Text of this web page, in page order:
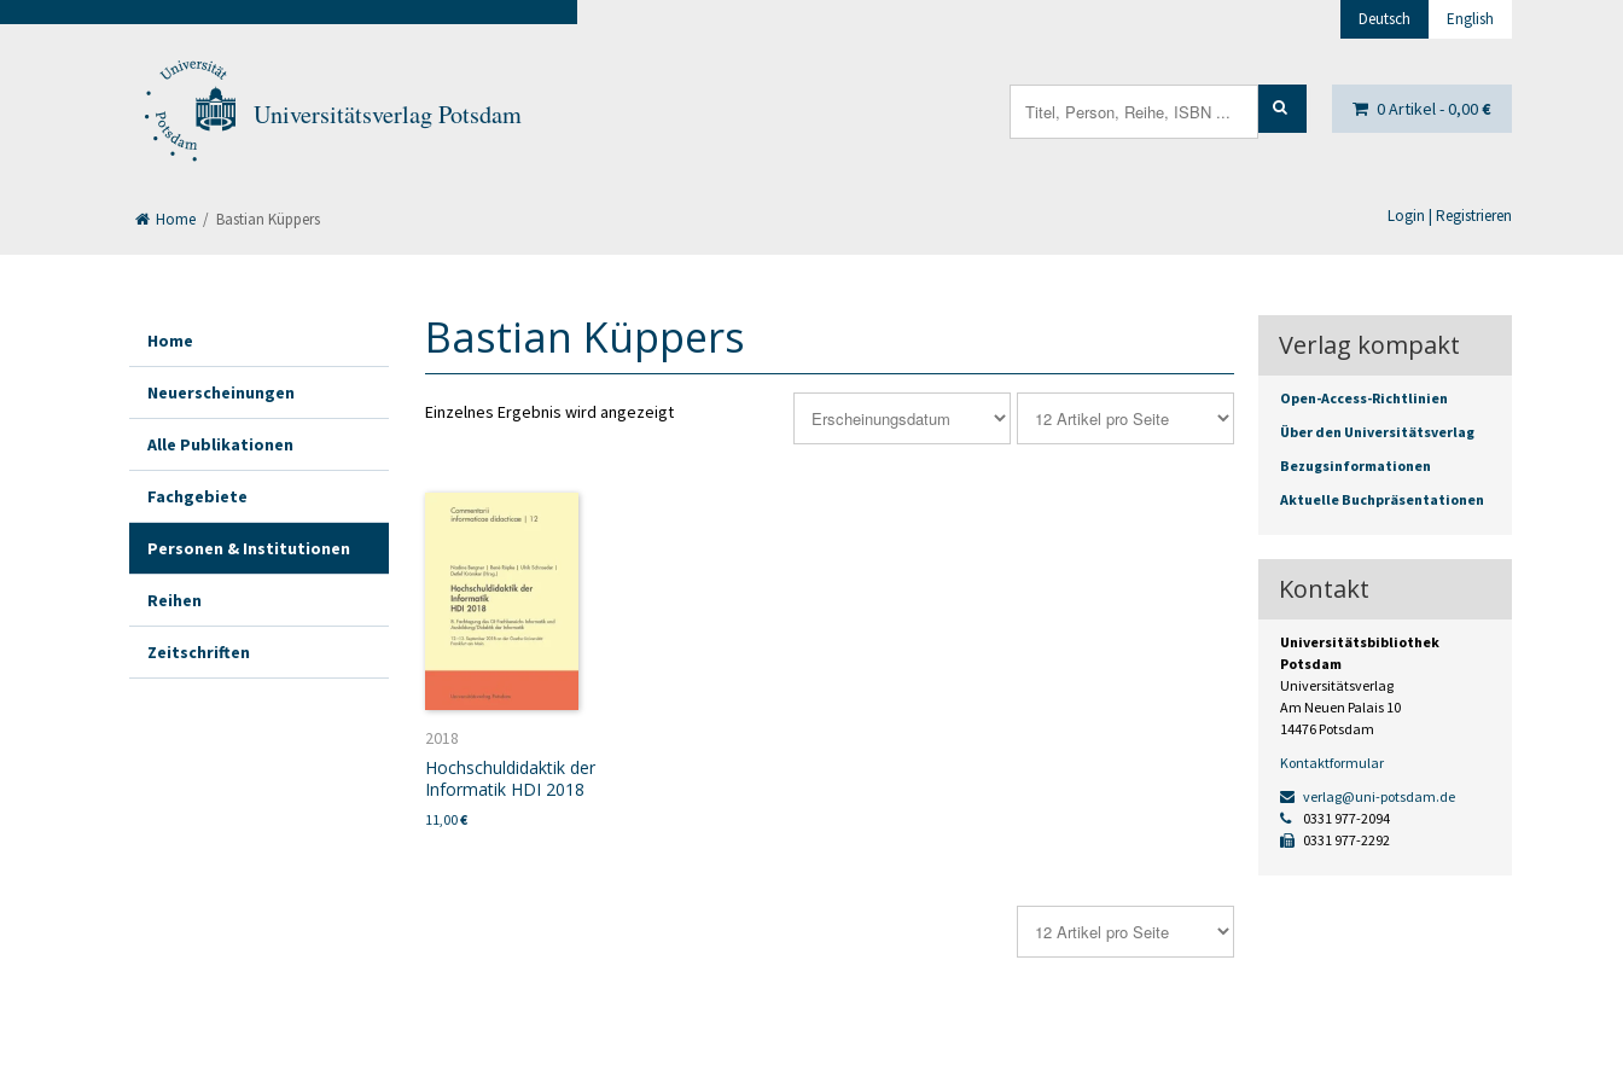
Universitätsverlag Potsdam
Deutsch English
0 Artikel -0,00€
Login | Registrieren
for:
Home / Bastian Küppers
Bastian Küppers
Einzelnes Ergebnis wird angezeigt
2018
Hochschuldidaktik der
Informatik HDI 2018
11,00€
Home
Neuerscheinungen
Alle Publikationen
Fachgebiete
Personen & Institutionen
Reihen
Zeitschriften
Verlag kompakt
Open-Access-Richtlinien
Über den Universitätsverlag
Bezugsinformationen
Aktuelle Buchpräsentationen
Kontakt
Universitätsbibliothek
Potsdam
Universitätsverlag
Am Neuen Palais 10
14476 Potsdam
Kontaktformular
verlag@uni-potsdam.de
0331 977-2094
0331 977-2292